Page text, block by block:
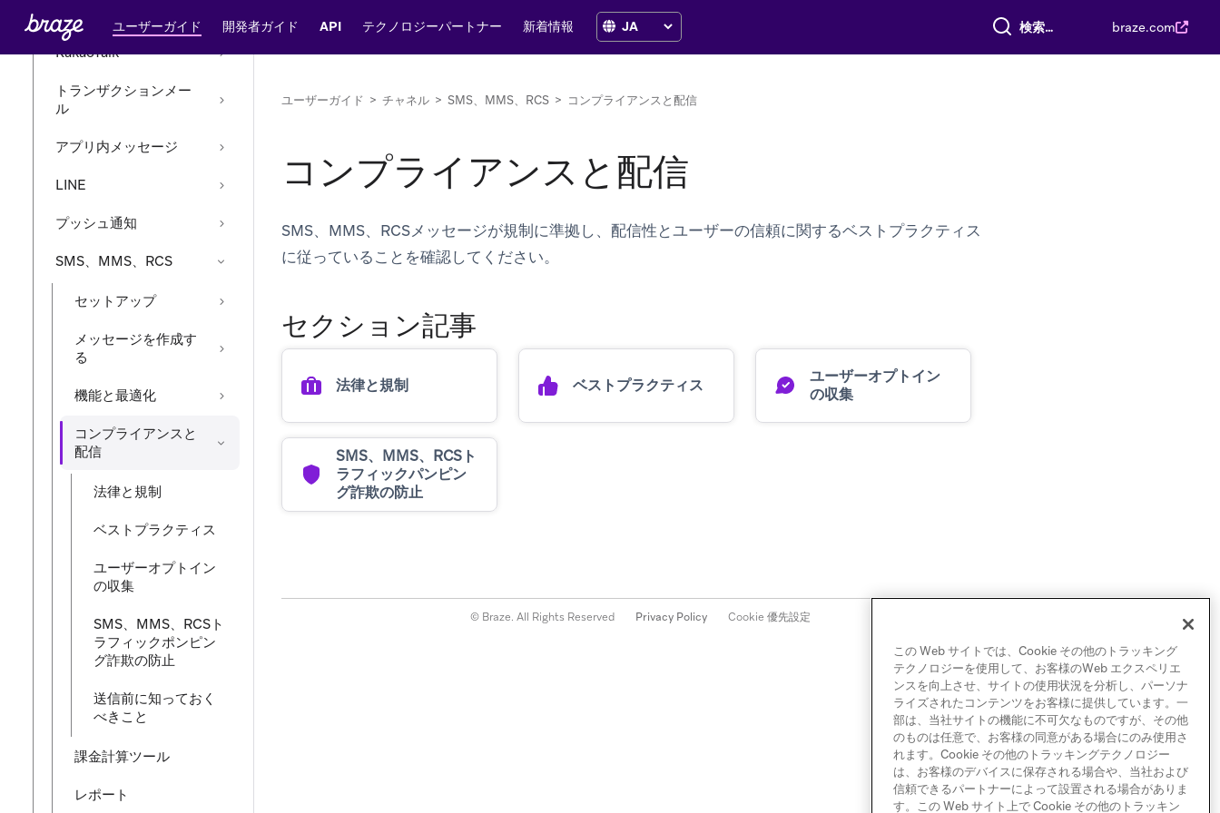
ユーザーガイド 開発者ガイド API テクノロジーパートナー 新着情報 すべて検索 braze.com
メール
KakaoTalk
トランザクションメー
ル
アプリ内メッセージ
LINE
プッシュ通知
SMS、MMS、RCS
セットアップ
メッセージを作成す
る
機能と最適化
コンプライアンスと
配信
法律と規制
ベストプラクティス
ユーザーオプトイン
の収集
SMS、MMS、RCSト
ラフィックポンピン
グ詐欺の防止
送信前に知っておく
べきこと
課金計算ツール
レポート
ユーザーガイド > チャネル > SMS、MMS、RCS > コンプライアンスと配信
コンプライアンスと配信
SMS、MMS、RCSメッセージが規制に準拠し、配信性とユーザーの信頼に関するベストプラクティス
に従っていることを確認してください。
セクション記事
法律と規制 ベストプラクティス
ユーザーオプトイン
の収集
SMS、MMS、RCSト
ラフィックパンピン
グ詐欺の防止
© Braze. All Rights Reserved Privacy Policy Cookie 優先設定
この Web サイトでは、Cookie その他のトラッキング
テクノロジーを使用して、お客様のWeb エクスペリエ
ンスを向上させ、サイトの使用状況を分析し、パーソナ
ライズされたコンテンツをお客様に提供しています。一
部は、当社サイトの機能に不可欠なものですが、その他
のものは任意で、お客様の同意がある場合にのみ使用さ
れます。Cookie その他のトラッキングテクノロジー
は、お客様のデバイスに保存される場合や、当社および
信頼できるパートナーによって設置される場合がありま
す。この Web サイト上で Cookie その他のトラッキン